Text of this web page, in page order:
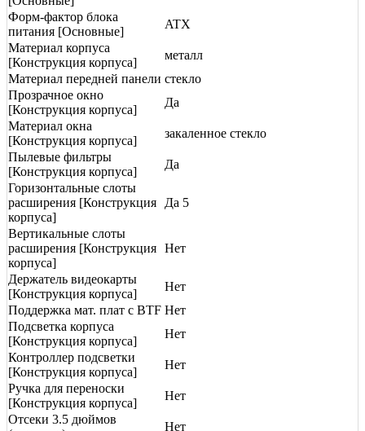
Форм-фактор блока
питания [Основные]
ATX
Материал корпуса
[Конструкция корпуса]
металл
Материал передней панели стекло
Прозрачное окно
[Конструкция корпуса]
Да
Материал окна
[Конструкция корпуса]
закаленное стекло
Пылевые фильтры
[Конструкция корпуса]
Да
Горизонтальные слоты
расширения [Конструкция
корпуса]
Да 5
Вертикальные слоты
расширения [Конструкция
корпуса]
Нет
Держатель видеокарты
[Конструкция корпуса]
Нет
Поддержка мат. плат с BTF Нет
Подсветка корпуса
[Конструкция корпуса]
Нет
Контроллер подсветки
[Конструкция корпуса]
Нет
Ручка для переноски
[Конструкция корпуса]
Нет
Отсеки 3.5 дюймов
Нет